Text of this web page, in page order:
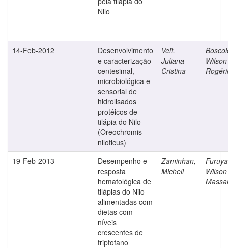
Nilo
14-Feb-2012
Desenvolvimento
e caracterização
centesimal,
microbiológica e
sensorial de
hidrolisados
protéicos de
tilápia do Nilo
(Oreochromis
niloticus)
Veit,
Juliana
Cristina
Wilson
19-Feb-2013
Desempenho e
resposta
hematológica de
tilápias do Nilo
alimentadas com
dietas com
níveis
crescentes de
triptofano
Zaminhan,
Micheli
Wilson